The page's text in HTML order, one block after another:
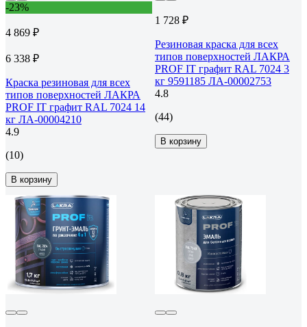
-23%
4 869 ₽
6 338 ₽
Краска резиновая для всех
типов поверхностей ЛАКРА
PROF IT графит RAL 7024 14
кг ЛА-00004210
4.9
(10)
В корзину
1 728 ₽
Резиновая краска для всех
типов поверхностей ЛАКРА
PROF IT графит RAL 7024 3
кг 9591185 ЛА-00002753
4.8
(44)
В корзину